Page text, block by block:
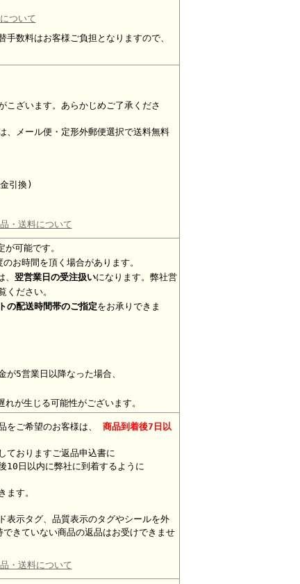
ついて
数料はお客様ご負担となりますので、
ざいます。あらかじめご了承くださ
、メール便・定形外郵便選択で送料無料
引換)
・送料について
が可能です。
お時間を頂く場合があります。
翌営業日の受注扱いになります。弊社営
ださい。
の配送時間帯のご指定をお承りできま
5営業日以降なった場合、
が生じる可能性がございます。
をご希望のお客様は、 商品到着後7日以
ておりますご返品申込書に
10日以内に弊社に到着するように
ます。
表示タグ、品質表示のタグやシールを外
きていない商品の返品はお受けできませ
・送料について